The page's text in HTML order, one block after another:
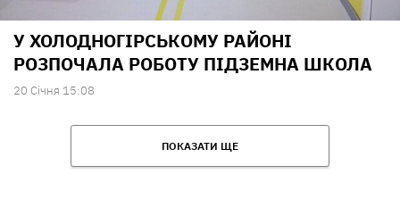
У ХОЛОДНОГІРСЬКОМУ РАЙОНІ
РОЗПОЧАЛА РОБОТУ ПІДЗЕМНА ШКОЛА
20 Сiчня 15:08
ПОКАЗАТИ ЩЕ